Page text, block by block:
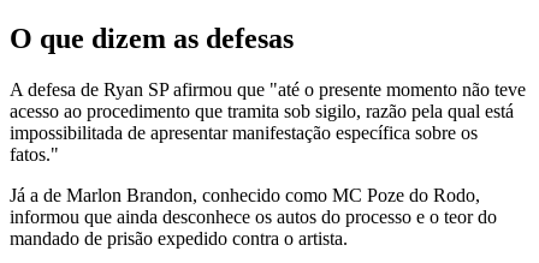
O que dizem as defesas
A defesa de Ryan SP afirmou que "até o presente momento não teve
acesso ao procedimento que tramita sob sigilo, razão pela qual está
impossibilitada de apresentar manifestação específica sobre os
fatos."
Já a de Marlon Brandon, conhecido como MC Poze do Rodo,
informou que ainda desconhece os autos do processo e o teor do
mandado de prisão expedido contra o artista.